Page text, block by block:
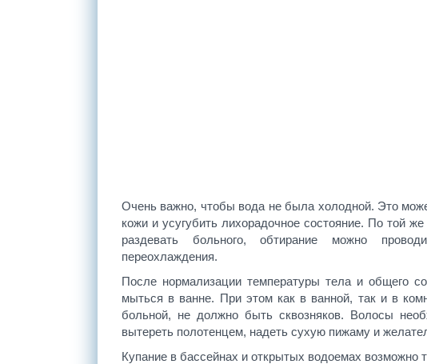
Очень важно, чтобы вода не была холодной. Это
кожи и усугубить лихорадочное состояние. По той
раздевать больного, обтирание можно
переохлаждения.
После нормализации температуры тела и общего
мыться в ванне. При этом как в ванной, так и в
больной, не должно быть сквозняков. Волосы
вытереть полотенцем, надеть сухую пижаму и
Купание в бассейнах и открытых водоемах возможно